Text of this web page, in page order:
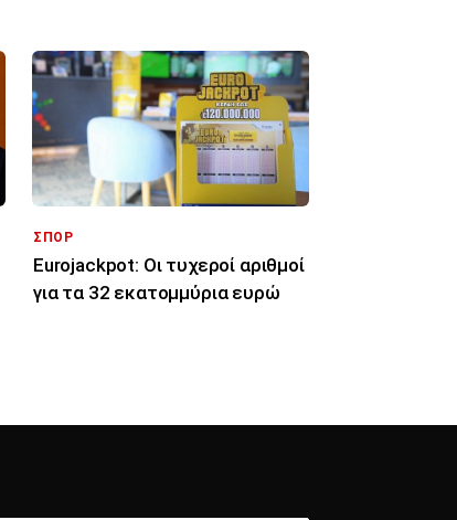
ΣΠΟΡ
Eurojackpot: Οι τυχεροί αριθμοί
για τα 32 εκατoμμύρια ευρώ